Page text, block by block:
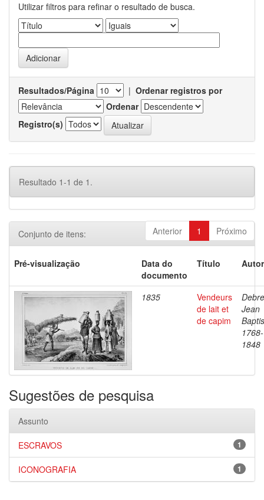
Utilizar filtros para refinar o resultado de busca.
Resultados/Página | Ordenar registros por
Ordenar
Registro(s)
Resultado 1-1 de 1.
Anterior 1 Próximo
Conjunto de itens:
Pré-visualização
Data do
documento
Título
1835
Vendeurs
de lait et
de capim
Jean
1768-
1848
Sugestões de pesquisa
Assunto
1
ESCRAVOS
1
ICONOGRAFIA